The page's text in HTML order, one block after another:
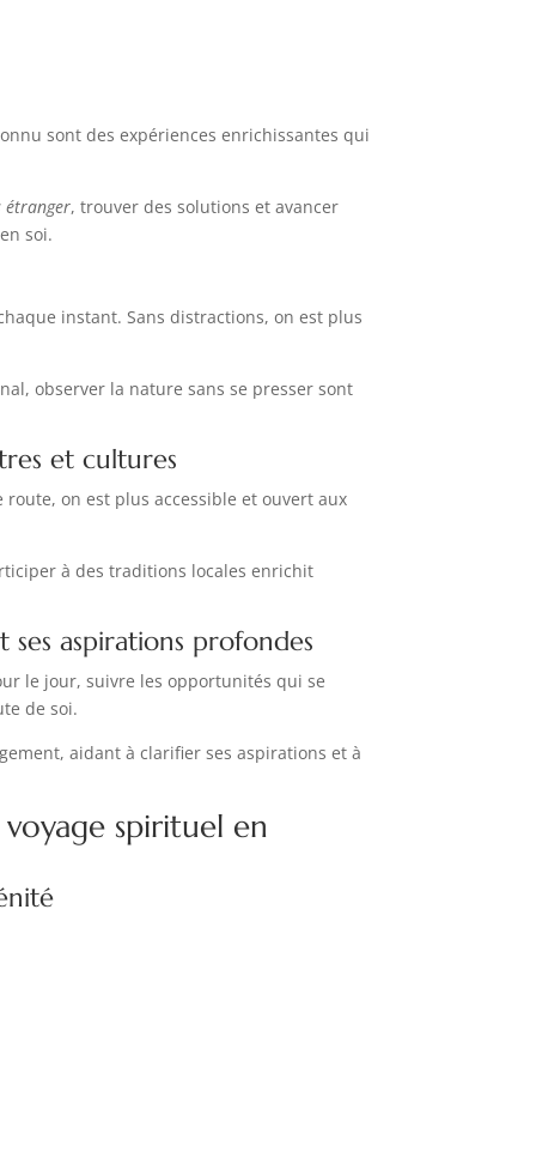
sont des expériences enrichissantes qui
étranger, trouver des solutions et avancer
soi.
instant. Sans distractions, on est plus
observer la nature sans se presser sont
et cultures
on est plus accessible et ouvert aux
à des traditions locales enrichit
aspirations profondes
le jour, suivre les opportunités qui se
de soi.
aidant à clarifier ses aspirations et à
spirituel en